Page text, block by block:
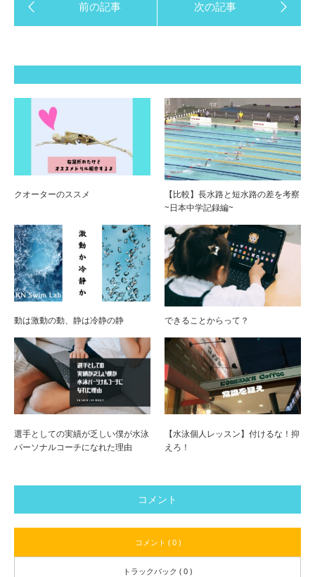
クオーターのススメ
【比較】長水路と短水路の差を考察
~日本中学記録編~
動は激動の動、静は冷静の静 できることからって？
選手としての実績が乏しい僕が水泳
パーソナルコーチになれた理由
【水泳個人レッスン】付けるな！抑
えろ！
コメント
コメント ( 0 )
トラックバック ( 0 )